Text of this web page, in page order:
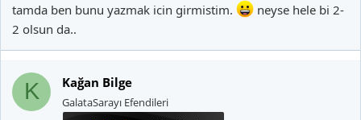
tamda ben bunu yazmak icin girmistim.
neyse hele bi 2-
2 olsun da..
K Kağan Bilge
GalataSarayı Efendileri